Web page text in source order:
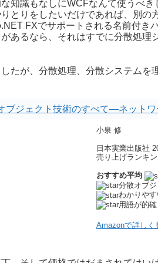
知識もなしにWCFなんて使うべ
とりをしたいだけであれば、別
FXでサポートされる名前付
あるなら、それはすでに分散処
たが、分散処理、分散システム
ブジェクト技術のすべて―ネット
小泉 修
日本実業出版社
売り上げランキ
おすすめ平均
分散オブ
わかりや
用語が的確
Amazonで詳しく